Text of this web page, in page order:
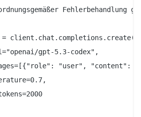
Fehlerbehandlung
client.chat.completions.create(
gpt-5.3-codex",
"user", "content":